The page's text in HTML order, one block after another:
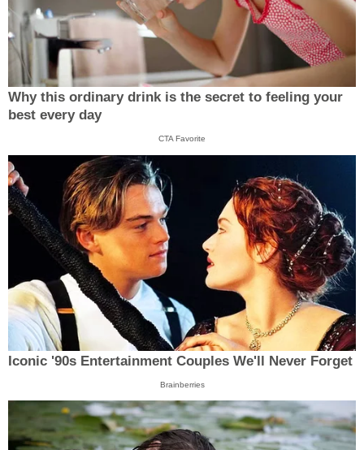
Why this ordinary drink is the secret to feeling your
best every day
CTA Favorite
Iconic '90s Entertainment Couples We'll Never Forget
Brainberries